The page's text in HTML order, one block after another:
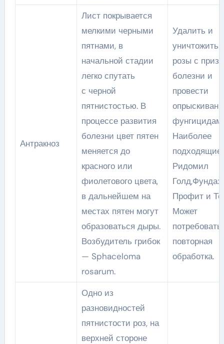
Антракноз
Лист покрывается
мелкими черными
пятнами, в
начальной стадии
легко спутать
с черной
пятнистостью. В
процессе развития
болезни цвет пятен
меняется до
красного или
фиолетового цвета,
в дальнейшем на
местах пятен могут
образоваться дыры.
Возбудитель грибок
— Sphaceloma
rosarum.
Удалить и
уничтожить
розы с
болезни и
провести
Наиболее
подходящие:
Ридомил
Профит и
Может
повторная
обработка.
Одно из
разновидностей
пятнистости роз, на
верхней стороне